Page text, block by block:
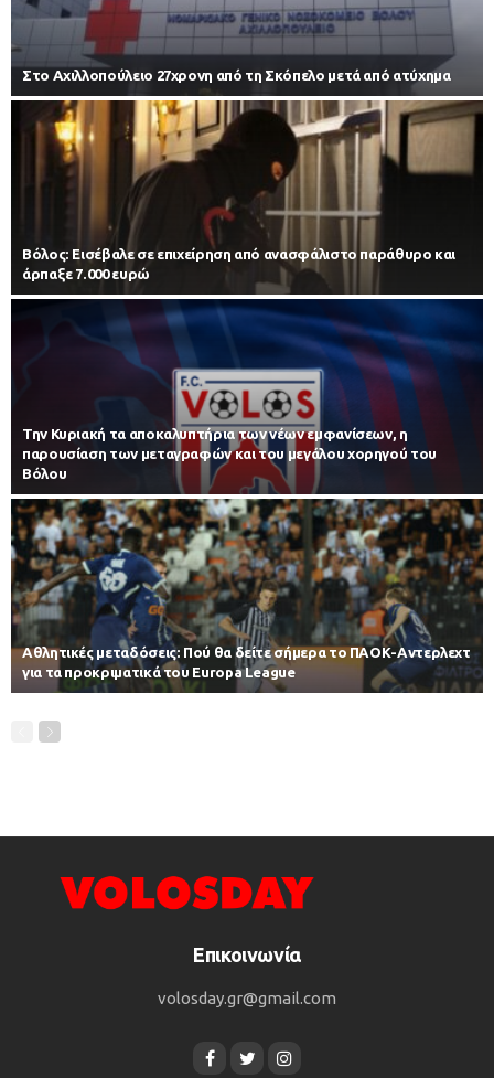
Στο Αχιλλοπούλειο 27χρονη από τη Σκόπελο μετά από ατύχημα
Βόλος: Εισέβαλε σε επιχείρηση από ανασφάλιστο παράθυρο και
άρπαξε 7.000 ευρώ
Την Κυριακή τα αποκαλυπτήρια των νέων εμφανίσεων, η
παρουσίαση των μεταγραφών και του μεγάλου χορηγού του
Βόλου
Αθλητικές μεταδόσεις: Πού θα δείτε σήμερα το ΠΑΟΚ-Αντερλεχτ
για τα προκριματικά του Europa League
Επικοινωνία
volosday.gr@gmail.com